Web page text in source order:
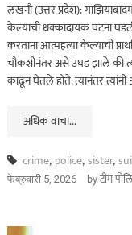
लखनौ (उत्तर प्रदेश):
केल्याची धक्कादायक घटना
करताना आत्महत्या केल्याची
चौकशीनंतर असे उघड झाले की
काढून घेतले होते. त्यानंतर त्यांनी
अधिक वाचा...
crime, police,sister,
फेब्रुवारी 5, 2026 byटीम